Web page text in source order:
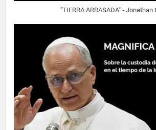
"TIERRA ARRASADA" - Jonathan